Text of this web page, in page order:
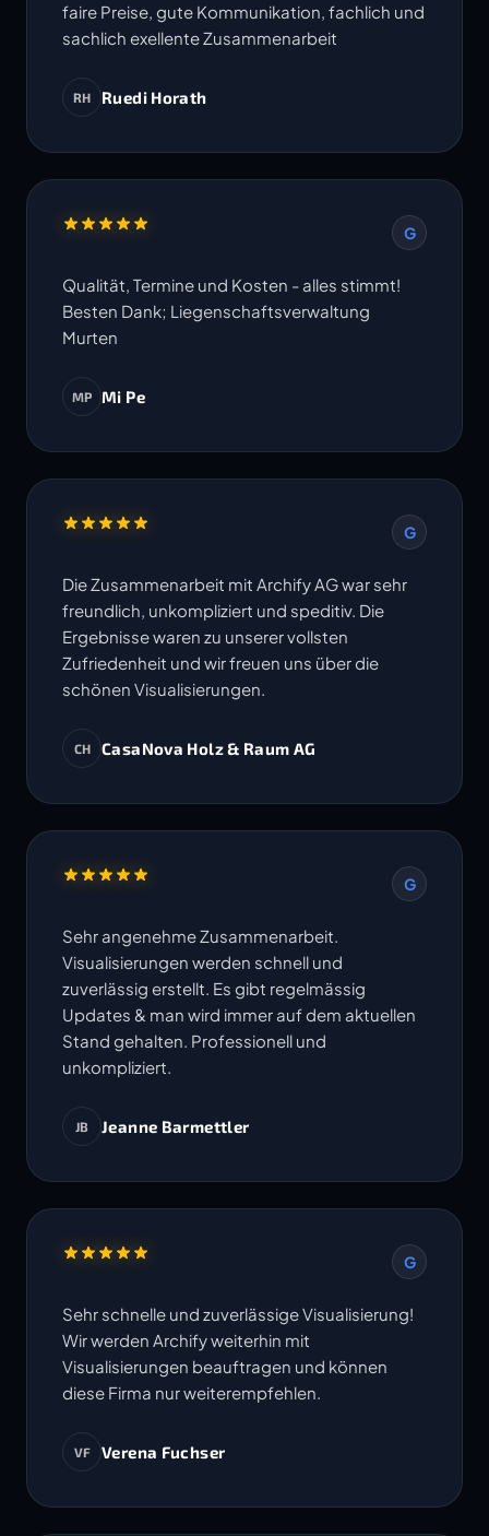
faire Preise, gute Kommunikation, fachlich und
sachlich exellente Zusammenarbeit
RH Ruedi Horath
G
Qualität, Termine und Kosten - alles stimmt!
Besten Dank; Liegenschaftsverwaltung
Murten
MP Mi Pe
G
Die Zusammenarbeit mit Archify AG war sehr
freundlich, unkompliziert und speditiv. Die
Ergebnisse waren zu unserer vollsten
Zufriedenheit und wir freuen uns über die
schönen Visualisierungen.
CH CasaNova Holz & Raum AG
G
Sehr angenehme Zusammenarbeit.
Visualisierungen werden schnell und
zuverlässig erstellt. Es gibt regelmässig
Updates & man wird immer auf dem aktuellen
Stand gehalten. Professionell und
unkompliziert.
JB Jeanne Barmettler
G
Sehr schnelle und zuverlässige Visualisierung!
Wir werden Archify weiterhin mit
Visualisierungen beauftragen und können
diese Firma nur weiterempfehlen.
VF Verena Fuchser